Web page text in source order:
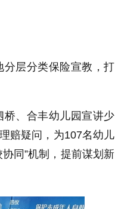
层分类保险宣教，打
、合丰幼儿园宣讲少
赔疑问，为107名幼儿
同”机制，提前谋划新